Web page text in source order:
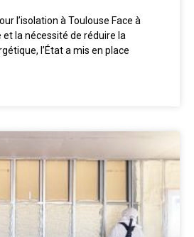
l’isolation à Toulouse Face à
et la nécessité de réduire la
l’État a mis en place